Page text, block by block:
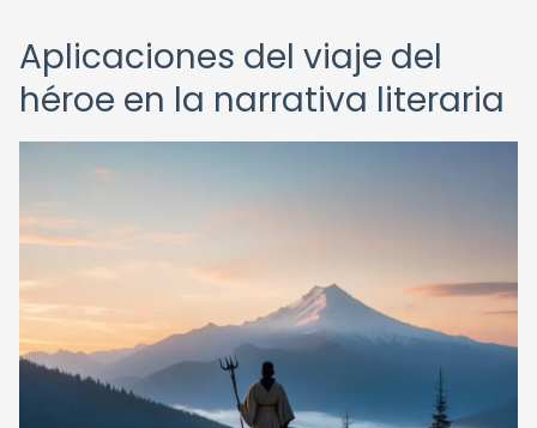
Aplicaciones del viaje del
héroe en la narrativa literaria